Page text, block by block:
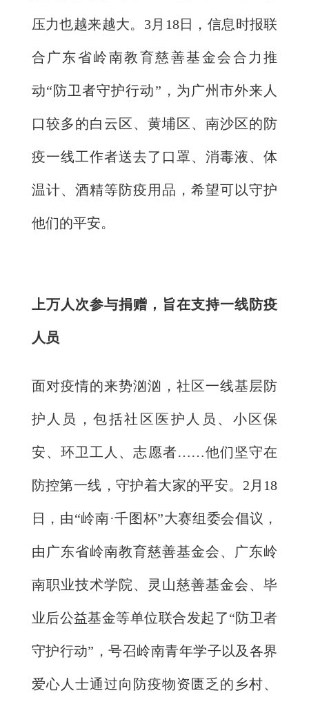
压力也越来越大。3月18日，信息时报联
合广东省岭南教育慈善基金会合力推
动“防卫者守护行动”，为广州市外来人
口较多的白云区、黄埔区、南沙区的防
疫一线工作者送去了口罩、消毒液、体
温计、酒精等防疫用品，希望可以守护
他们的平安。
上万人次参与捐赠，旨在支持一线防疫
人员
面对疫情的来势汹汹，社区一线基层防
护人员，包括社区医护人员、小区保
安、环卫工人、志愿者……他们坚守在
防控第一线，守护着大家的平安。2月18
日，由“岭南·千图杯”大赛组委会倡议，
由广东省岭南教育慈善基金会、广东岭
南职业技术学院、灵山慈善基金会、毕
业后公益基金等单位联合发起了“防卫者
守护行动”，号召岭南青年学子以及各界
爱心人士通过向防疫物资匮乏的乡村、